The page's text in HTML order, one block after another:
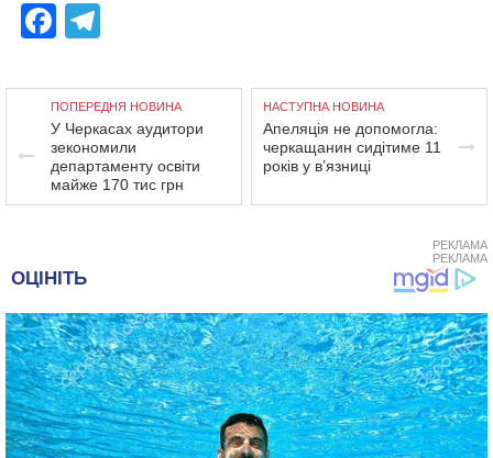
Facebook
ПОПЕРЕДНЯ НОВИНА
У Черкасах аудитори
зекономили
департаменту освіти
майже 170 тис грн
НАСТУПНА НОВИНА
Апеляція не допомогла:
черкащанин сидітиме 11
років у в’язниці
РЕКЛАМА
РЕКЛАМА